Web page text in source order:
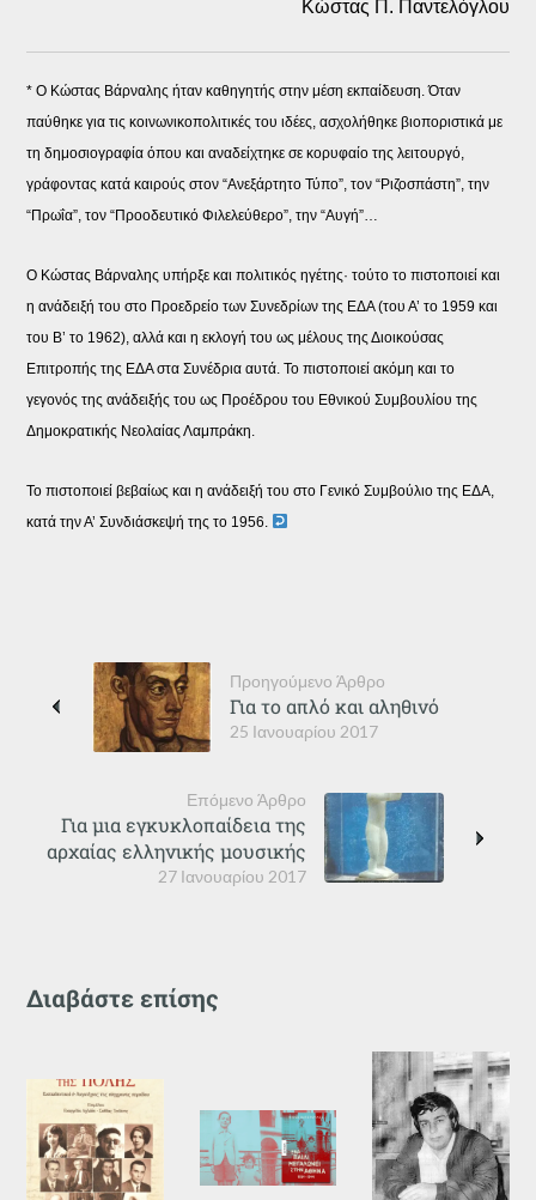
Κώστας Π. Παντελόγλου
* O Κώστας Βάρναλης ήταν καθηγητής στην μέση εκπαίδευση. Όταν
παύθηκε για τις κοινωνικοπολιτικές του ιδέες, ασχολήθηκε βιοποριστικά με
τη δημοσιογραφία όπου και αναδείχτηκε σε κορυφαίο της λειτουργό,
γράφοντας κατά καιρούς στον “Ανεξάρτητο Τύπο”, τον “Ριζοσπάστη”, την
“Πρωΐα”, τον “Προοδευτικό Φιλελεύθερο”, την “Αυγή”…
Ο Κώστας Βάρναλης υπήρξε και πολιτικός ηγέτης· τούτο το πιστοποιεί και
η ανάδειξή του στο Προεδρείο των Συνεδρίων της ΕΔΑ (του Α’ το 1959 και
του Β’ το 1962), αλλά και η εκλογή του ως μέλους της Διοικούσας
Επιτροπής της ΕΔΑ στα Συνέδρια αυτά. Το πιστοποιεί ακόμη και το
γεγονός της ανάδειξής του ως Προέδρου του Εθνικού Συμβουλίου της
Δημοκρατικής Νεολαίας Λαμπράκη.
Το πιστοποιεί βεβαίως και η ανάδειξή του στο Γενικό Συμβούλιο της ΕΔΑ,
κατά την Α’ Συνδιάσκεψή της το 1956.
Προηγούμενο Άρθρο
25 Ιανουαρίου 2017
Για το απλό και αληθινό
Επόμενο Άρθρο
27 Ιανουαρίου 2017
Για μια εγκυκλοπαίδεια της
αρχαίας ελληνικής μουσικής
Διαβάστε επίσης